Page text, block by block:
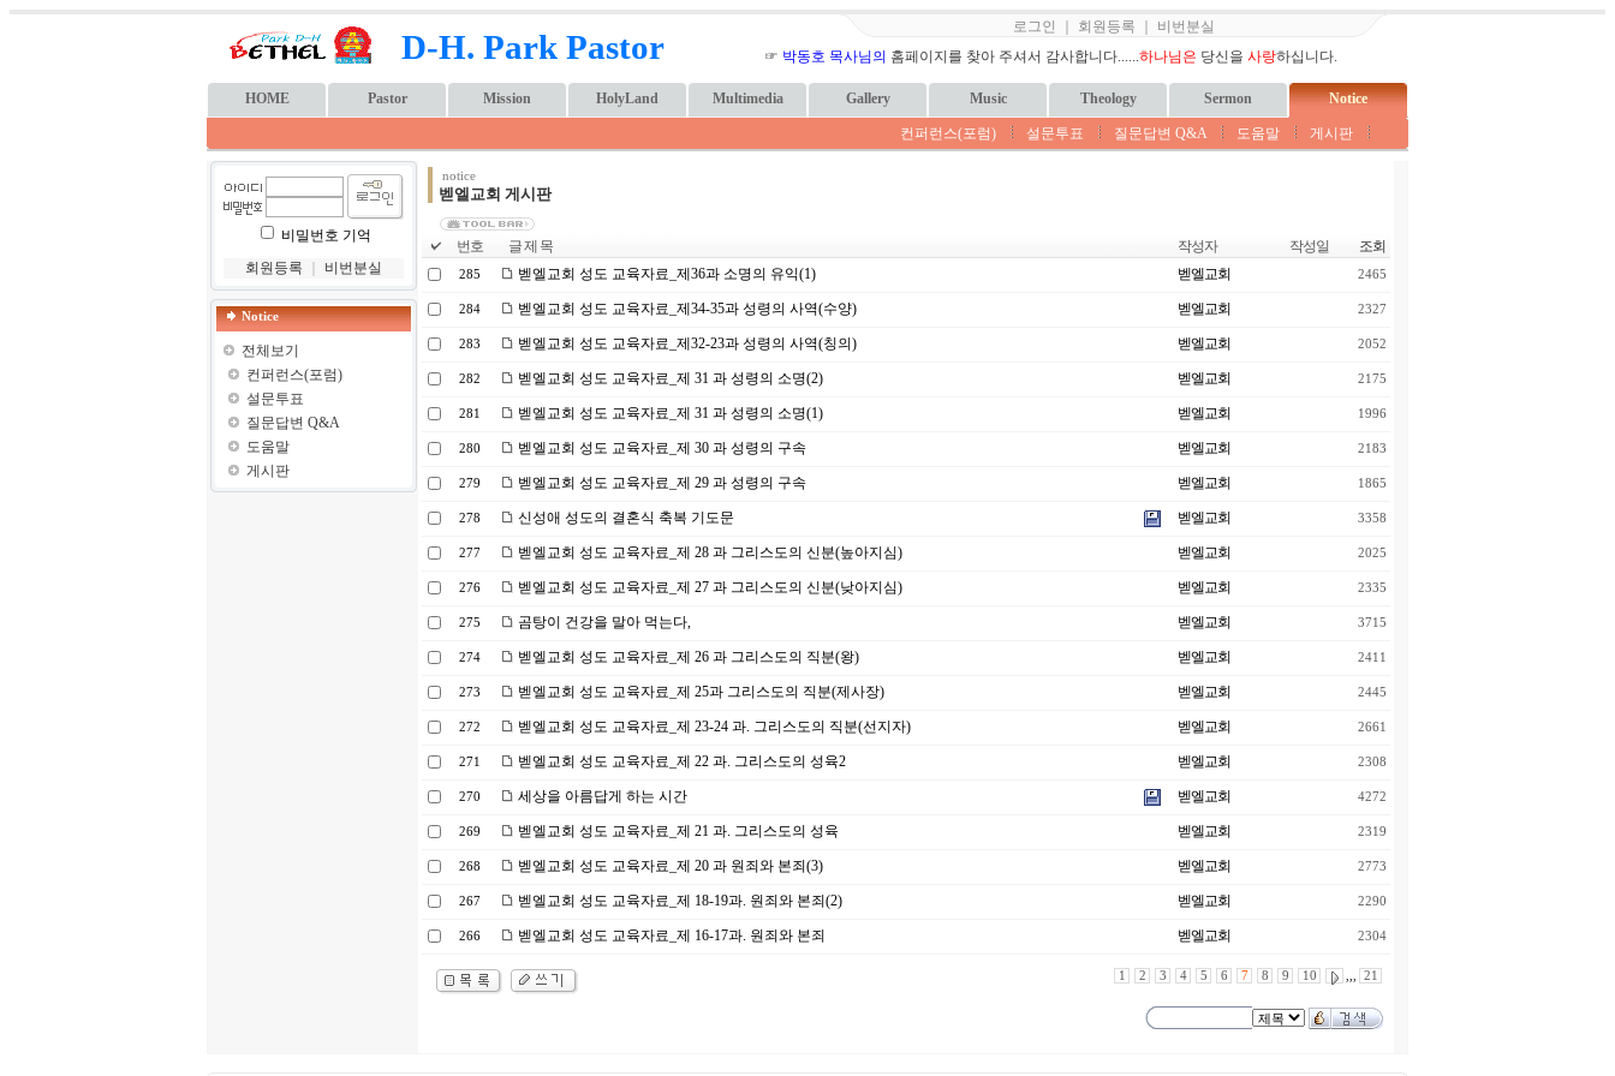
D-H. Park Pastor
로그인 회원등록
비번분실
☞ 박동호 목사님의 홈페이지를 찾아 주셔서 감사합니다......하나님은 당신을 사랑하십니다.
HOME Pastor Mission HolyLand Multimedia Gallery Music Theology Sermon Notice
컨퍼런스(포럼) 설문투표 질문답변 Q&A 도움말 게시판
비밀번호 기억
회원등록
비번분실
Notice
전체보기
컨퍼런스(포럼)
설문투표
질문답변 Q&A
도움말
게시판
notice
벧엘교회 게시판
번호 글 제 목 작성자 작성일 조회
285 벧엘교회 성도 교육자료_제36과 소명의 유익(1) 벧엘교회 2465
284 벧엘교회 성도 교육자료_제34-35과 성령의 사역(수양) 벧엘교회 2327
283 벧엘교회 성도 교육자료_제32-23과 성령의 사역(칭의) 벧엘교회 2052
282 벧엘교회 성도 교육자료_제 31 과 성령의 소명(2) 벧엘교회 2175
281 벧엘교회 성도 교육자료_제 31 과 성령의 소명(1) 벧엘교회 1996
280 벧엘교회 성도 교육자료_제 30 과 성령의 구속 벧엘교회 2183
279 벧엘교회 성도 교육자료_제 29 과 성령의 구속 벧엘교회 1865
278 신성애 성도의 결혼식 축복 기도문 벧엘교회 3358
277 벧엘교회 성도 교육자료_제 28 과 그리스도의 신분(높아지심) 벧엘교회 2025
276 벧엘교회 성도 교육자료_제 27 과 그리스도의 신분(낮아지심) 벧엘교회 2335
275 곰탕이 건강을 말아 먹는다, 벧엘교회 3715
274 벧엘교회 성도 교육자료_제 26 과 그리스도의 직분(왕) 벧엘교회 2411
273 벧엘교회 성도 교육자료_제 25과 그리스도의 직분(제사장) 벧엘교회 2445
272 벧엘교회 성도 교육자료_제 23-24 과. 그리스도의 직분(선지자) 벧엘교회 2661
271 벧엘교회 성도 교육자료_제 22 과. 그리스도의 성육2 벧엘교회 2308
270 세상을 아름답게 하는 시간 벧엘교회 4272
269 벧엘교회 성도 교육자료_제 21 과. 그리스도의 성육 벧엘교회 2319
268 벧엘교회 성도 교육자료_제 20 과 원죄와 본죄(3) 벧엘교회 2773
267 벧엘교회 성도 교육자료_제 18-19과. 원죄와 본죄(2) 벧엘교회 2290
266 벧엘교회 성도 교육자료_제 16-17과. 원죄와 본죄 벧엘교회 2304
1 2 3 4 5 6 7 8 9 10 ,,, 21